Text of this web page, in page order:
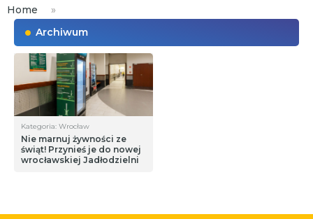
Home
»
Archiwum
Kategoria: Wrocław
Nie marnuj żywności ze
świąt! Przynieś je do nowej
wrocławskiej Jadłodzielni